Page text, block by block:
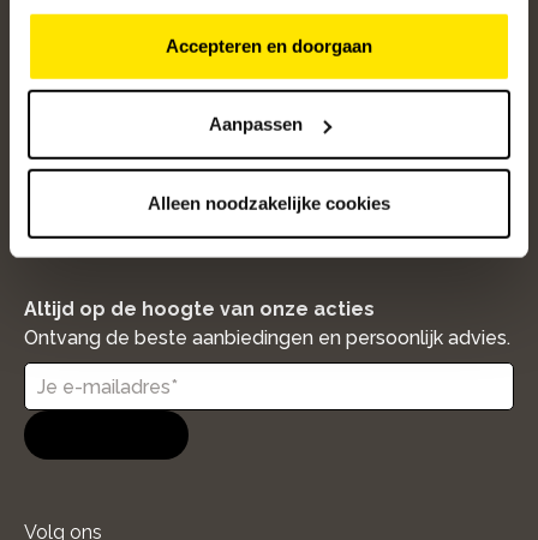
Accepteren en doorgaan
Aanpassen
Alleen noodzakelijke cookies
Populaire categorieën
Over ons
/5
12472 beoordelingen
Altijd op de hoogte van onze acties
Ontvang de beste aanbiedingen en persoonlijk advies.
Volg ons